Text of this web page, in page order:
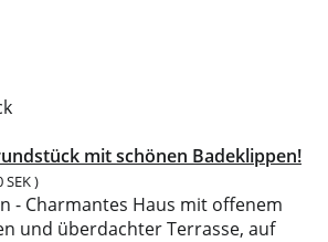
mit schönen Badeklippen!
SEK )
- Charmantes Haus mit offenem
und überdachter Terrasse, auf